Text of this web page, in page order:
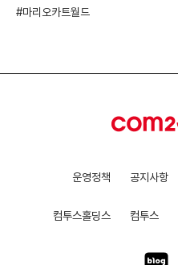
마리오카트월드
운영정책 공지사항
컴투스홀딩스 컴투스